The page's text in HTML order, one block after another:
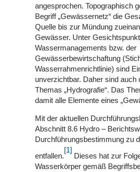
angesprochen. Topographisch
Begriff „Gewässernetz“ die
Quelle bis zur Mündung
Gewässer. Unter
Wassermanagements bzw. der
Gewässerbewirtschaftung
Wasserrahmenrichtlinie) sind
unverzichtbar. Daher sind auch
Themas „Hydrografie“. Das
damit alle Elemente eines
Mit der aktuellen
Abschnitt 8.6 Hydro –
Durchführungsbestimmung zu
entfallen.
[1]
Dieses hat zur
Wasserkörper gemäß